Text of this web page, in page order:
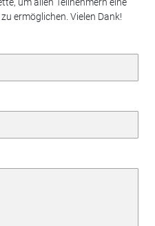
ermöglichen. Vielen Dank!